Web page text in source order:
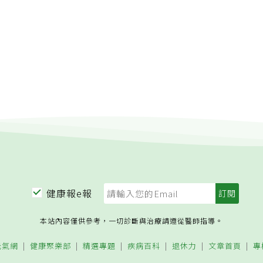
健康報e報
本站內容僅供參考，一切診斷與治療請遵從醫師指導。
網 健康聚樂部 精選專題 疾病百科 退休力 文章首頁